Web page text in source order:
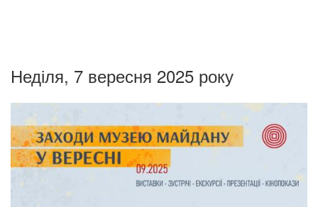
Неділя, 7 вересня 2025 року